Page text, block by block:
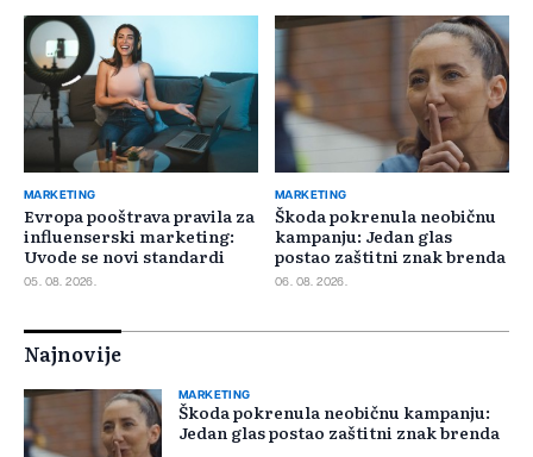
MARKETING
Evropa pooštrava pravila za
influenserski marketing:
Uvode se novi standardi
05. 08. 2026.
MARKETING
Škoda pokrenula neobičnu
kampanju: Jedan glas
postao zaštitni znak brenda
06. 08. 2026.
Najnovije
MARKETING
Škoda pokrenula neobičnu kampanju:
Jedan glas postao zaštitni znak brenda